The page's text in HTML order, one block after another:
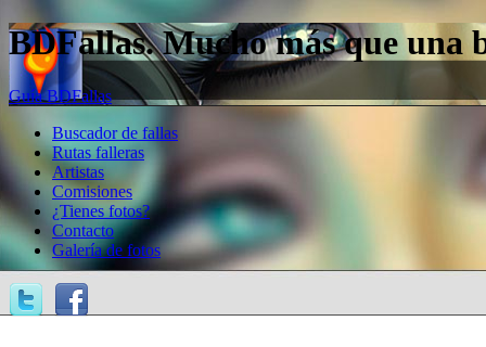
BDFallas. Mucho más que una
Guía BDFallas
Buscador de fallas
Rutas falleras
Artistas
Comisiones
¿Tienes fotos?
Contacto
Galería de fotos